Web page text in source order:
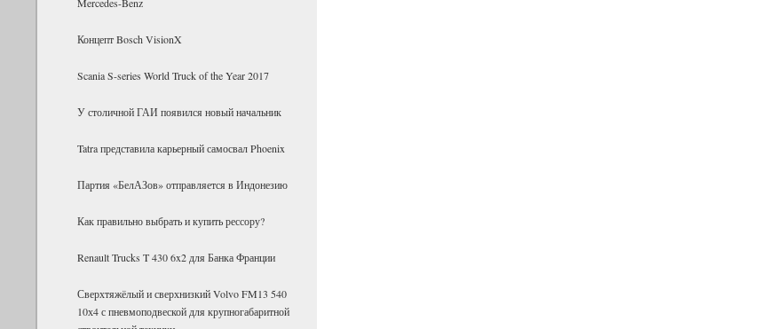
Концепт Bosch VisionX
Scania S-series World Truck of the Year 2017
У столичной ГАИ появился новый начальник
Tatra представила карьерный самосвал Phoenix
Партия «БелАЗов» отправляется в Индонезию
Как правильно выбрать и купить рессору?
Renault Trucks T 430 6x2 для Банка Фран­ции
Сверх­тя­жё­лый и сверх­низ­кий Volvo FM13 540
10х4 с пнев­мо­под­вес­кой для круп­но­га­ба­рит­ной